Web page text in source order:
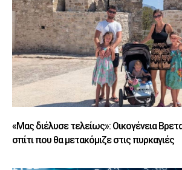
«Μας διέλυσε τελείως»: Οικογένεια
σπίτι που θα μετακόμιζε στις πυρκαγιές